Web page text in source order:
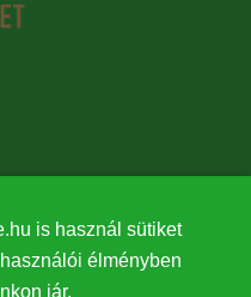
is használ sütiket
élményben
jár.